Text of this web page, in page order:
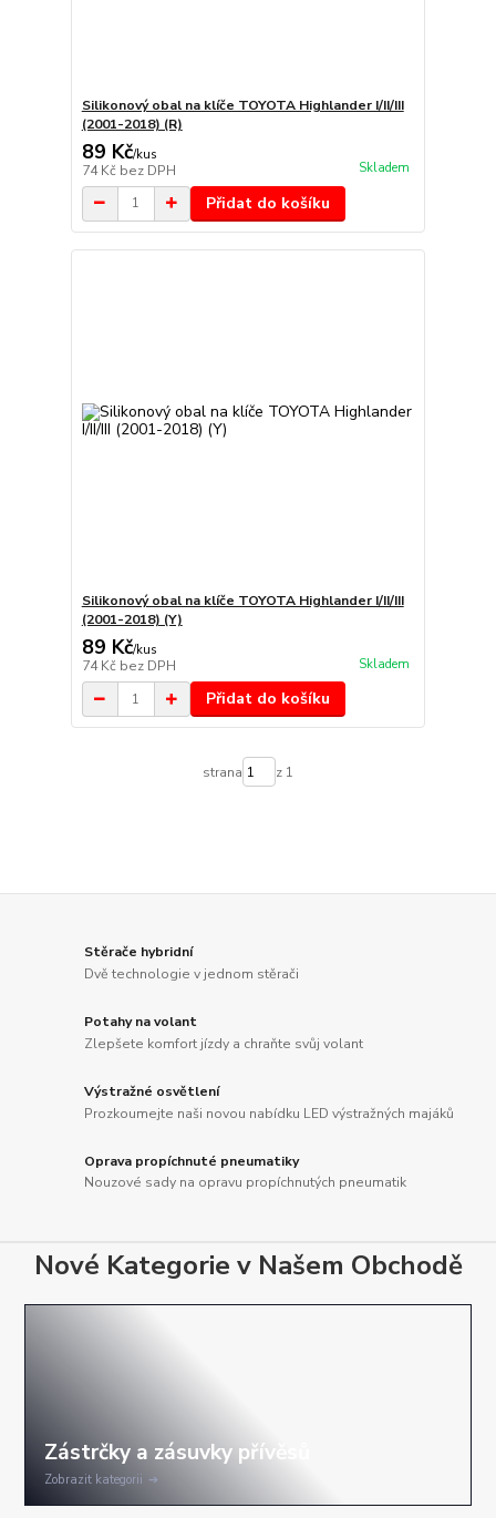
Silikonový obal na klíče TOYOTA Highlander I/II/III
(2001-2018) (R)
89 Kč/kus
74 Kč bez DPH Skladem
Přidat do košíku
Silikonový obal na klíče TOYOTA Highlander I/II/III
(2001-2018) (Y)
89 Kč/kus
74 Kč bez DPH Skladem
Přidat do košíku
strana z 1
Stěrače hybridní
Dvě technologie v jednom stěrači
Potahy na volant
Zlepšete komfort jízdy a chraňte svůj volant
Výstražné osvětlení
Prozkoumejte naši novou nabídku LED výstražných majáků
Oprava propíchnuté pneumatiky
Nouzové sady na opravu propíchnutých pneumatik
Nové Kategorie v Našem Obchodě
Zobrazit kategorii